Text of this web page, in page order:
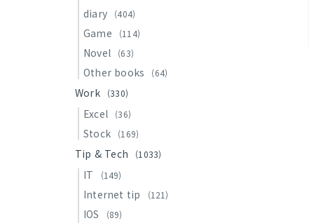
diary (404)
Game (114)
Novel (63)
Other books (64)
Work (330)
Excel (36)
Stock (169)
Tip & Tech (1033)
IT (149)
Internet tip (121)
IOS (89)